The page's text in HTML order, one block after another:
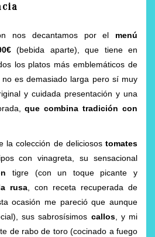
nos decantamos por el menú
(bebida aparte), que tiene en
los platos más emblemáticos de
es demasiado larga pero sí muy
y cuidada presentación y una
que combina tradición con
la colección de deliciosos tomates
con vinagreta, su sensacional
tigre (con un toque picante y
rusa, con receta recuperada de
ocasión me pareció que aunque
sus sabrosísimos callos, y mi
de rabo de toro (cocinado a fuego